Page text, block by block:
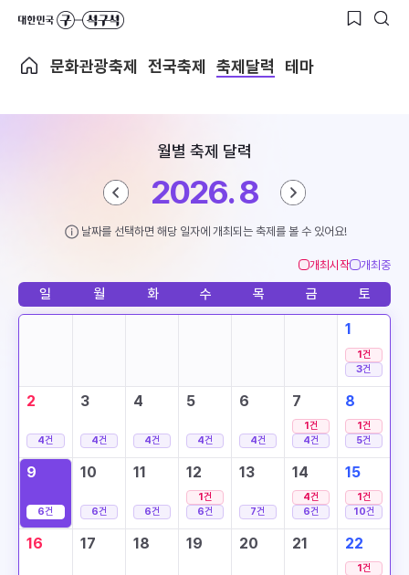
문화관광축제 전국축제 축제달력 테마
월별 축제 달력
2026. 8
날짜를 선택하면 해당 일자에 개최되는 축제를 볼 수 있어요!
개최시작 개최중
일 월 화 수 목 금 토
1
1건
3건
2
4건
3
4건
4
4건
5
4건
6
4건
7
1건
4건
8
1건
5건
9
6건
10
6건
11
6건
12
1건
6건
13
7건
14
4건
6건
15
1건
10건
16 17 18 19 20 21 22
1건